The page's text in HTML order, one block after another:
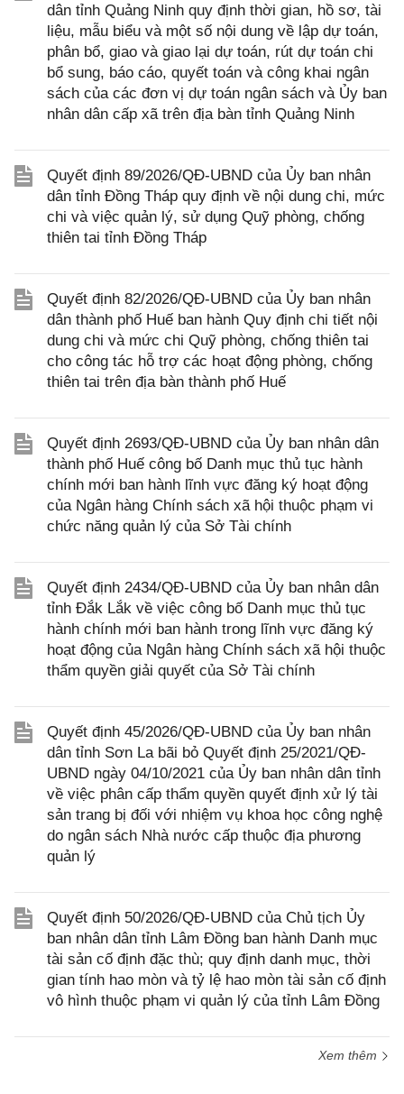
dân tỉnh Quảng Ninh quy định thời gian, hồ sơ, tài
liệu, mẫu biểu và một số nội dung về lập dự toán,
phân bổ, giao và giao lại dự toán, rút dự toán chi
bổ sung, báo cáo, quyết toán và công khai ngân
sách của các đơn vị dự toán ngân sách và Ủy ban
nhân dân cấp xã trên địa bàn tỉnh Quảng Ninh
Quyết định 89/2026/QĐ-UBND của Ủy ban nhân
dân tỉnh Đồng Tháp quy định về nội dung chi, mức
chi và việc quản lý, sử dụng Quỹ phòng, chống
thiên tai tỉnh Đồng Tháp
Quyết định 82/2026/QĐ-UBND của Ủy ban nhân
dân thành phố Huế ban hành Quy định chi tiết nội
dung chi và mức chi Quỹ phòng, chống thiên tai
cho công tác hỗ trợ các hoạt động phòng, chống
thiên tai trên địa bàn thành phố Huế
Quyết định 2693/QĐ-UBND của Ủy ban nhân dân
thành phố Huế công bố Danh mục thủ tục hành
chính mới ban hành lĩnh vực đăng ký hoạt động
của Ngân hàng Chính sách xã hội thuộc phạm vi
chức năng quản lý của Sở Tài chính
Quyết định 2434/QĐ-UBND của Ủy ban nhân dân
tỉnh Đắk Lắk về việc công bố Danh mục thủ tục
hành chính mới ban hành trong lĩnh vực đăng ký
hoạt động của Ngân hàng Chính sách xã hội thuộc
thẩm quyền giải quyết của Sở Tài chính
Quyết định 45/2026/QĐ-UBND của Ủy ban nhân
dân tỉnh Sơn La bãi bỏ Quyết định 25/2021/QĐ-
UBND ngày 04/10/2021 của Ủy ban nhân dân tỉnh
về việc phân cấp thẩm quyền quyết định xử lý tài
sản trang bị đối với nhiệm vụ khoa học công nghệ
do ngân sách Nhà nước cấp thuộc địa phương
quản lý
Quyết định 50/2026/QĐ-UBND của Chủ tịch Ủy
ban nhân dân tỉnh Lâm Đồng ban hành Danh mục
tài sản cố định đặc thù; quy định danh mục, thời
gian tính hao mòn và tỷ lệ hao mòn tài sản cố định
vô hình thuộc phạm vi quản lý của tỉnh Lâm Đồng
Xem thêm